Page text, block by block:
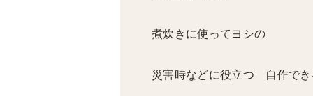
煮炊きに使ってヨシの
災害時などに役立つ 自作でき